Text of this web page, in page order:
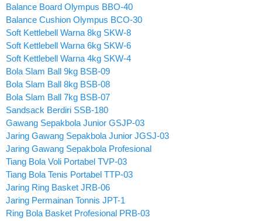
Balance Board Olympus BBO-40
Balance Cushion Olympus BCO-30
Soft Kettlebell Warna 8kg SKW-8
Soft Kettlebell Warna 6kg SKW-6
Soft Kettlebell Warna 4kg SKW-4
Bola Slam Ball 9kg BSB-09
Bola Slam Ball 8kg BSB-08
Bola Slam Ball 7kg BSB-07
Sandsack Berdiri SSB-180
Gawang Sepakbola Junior GSJP-03
Jaring Gawang Sepakbola Junior JGSJ-03
Jaring Gawang Sepakbola Profesional
Tiang Bola Voli Portabel TVP-03
Tiang Bola Tenis Portabel TTP-03
Jaring Ring Basket JRB-06
Jaring Permainan Tonnis JPT-1
Ring Bola Basket Profesional PRB-03